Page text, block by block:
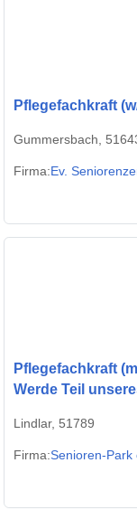
Pflegefachkraft
Gummersbach,
Firma:Ev.
Pflegefachkraft
Werde Teil
Lindlar, 51789
Firma:Senioren-Park